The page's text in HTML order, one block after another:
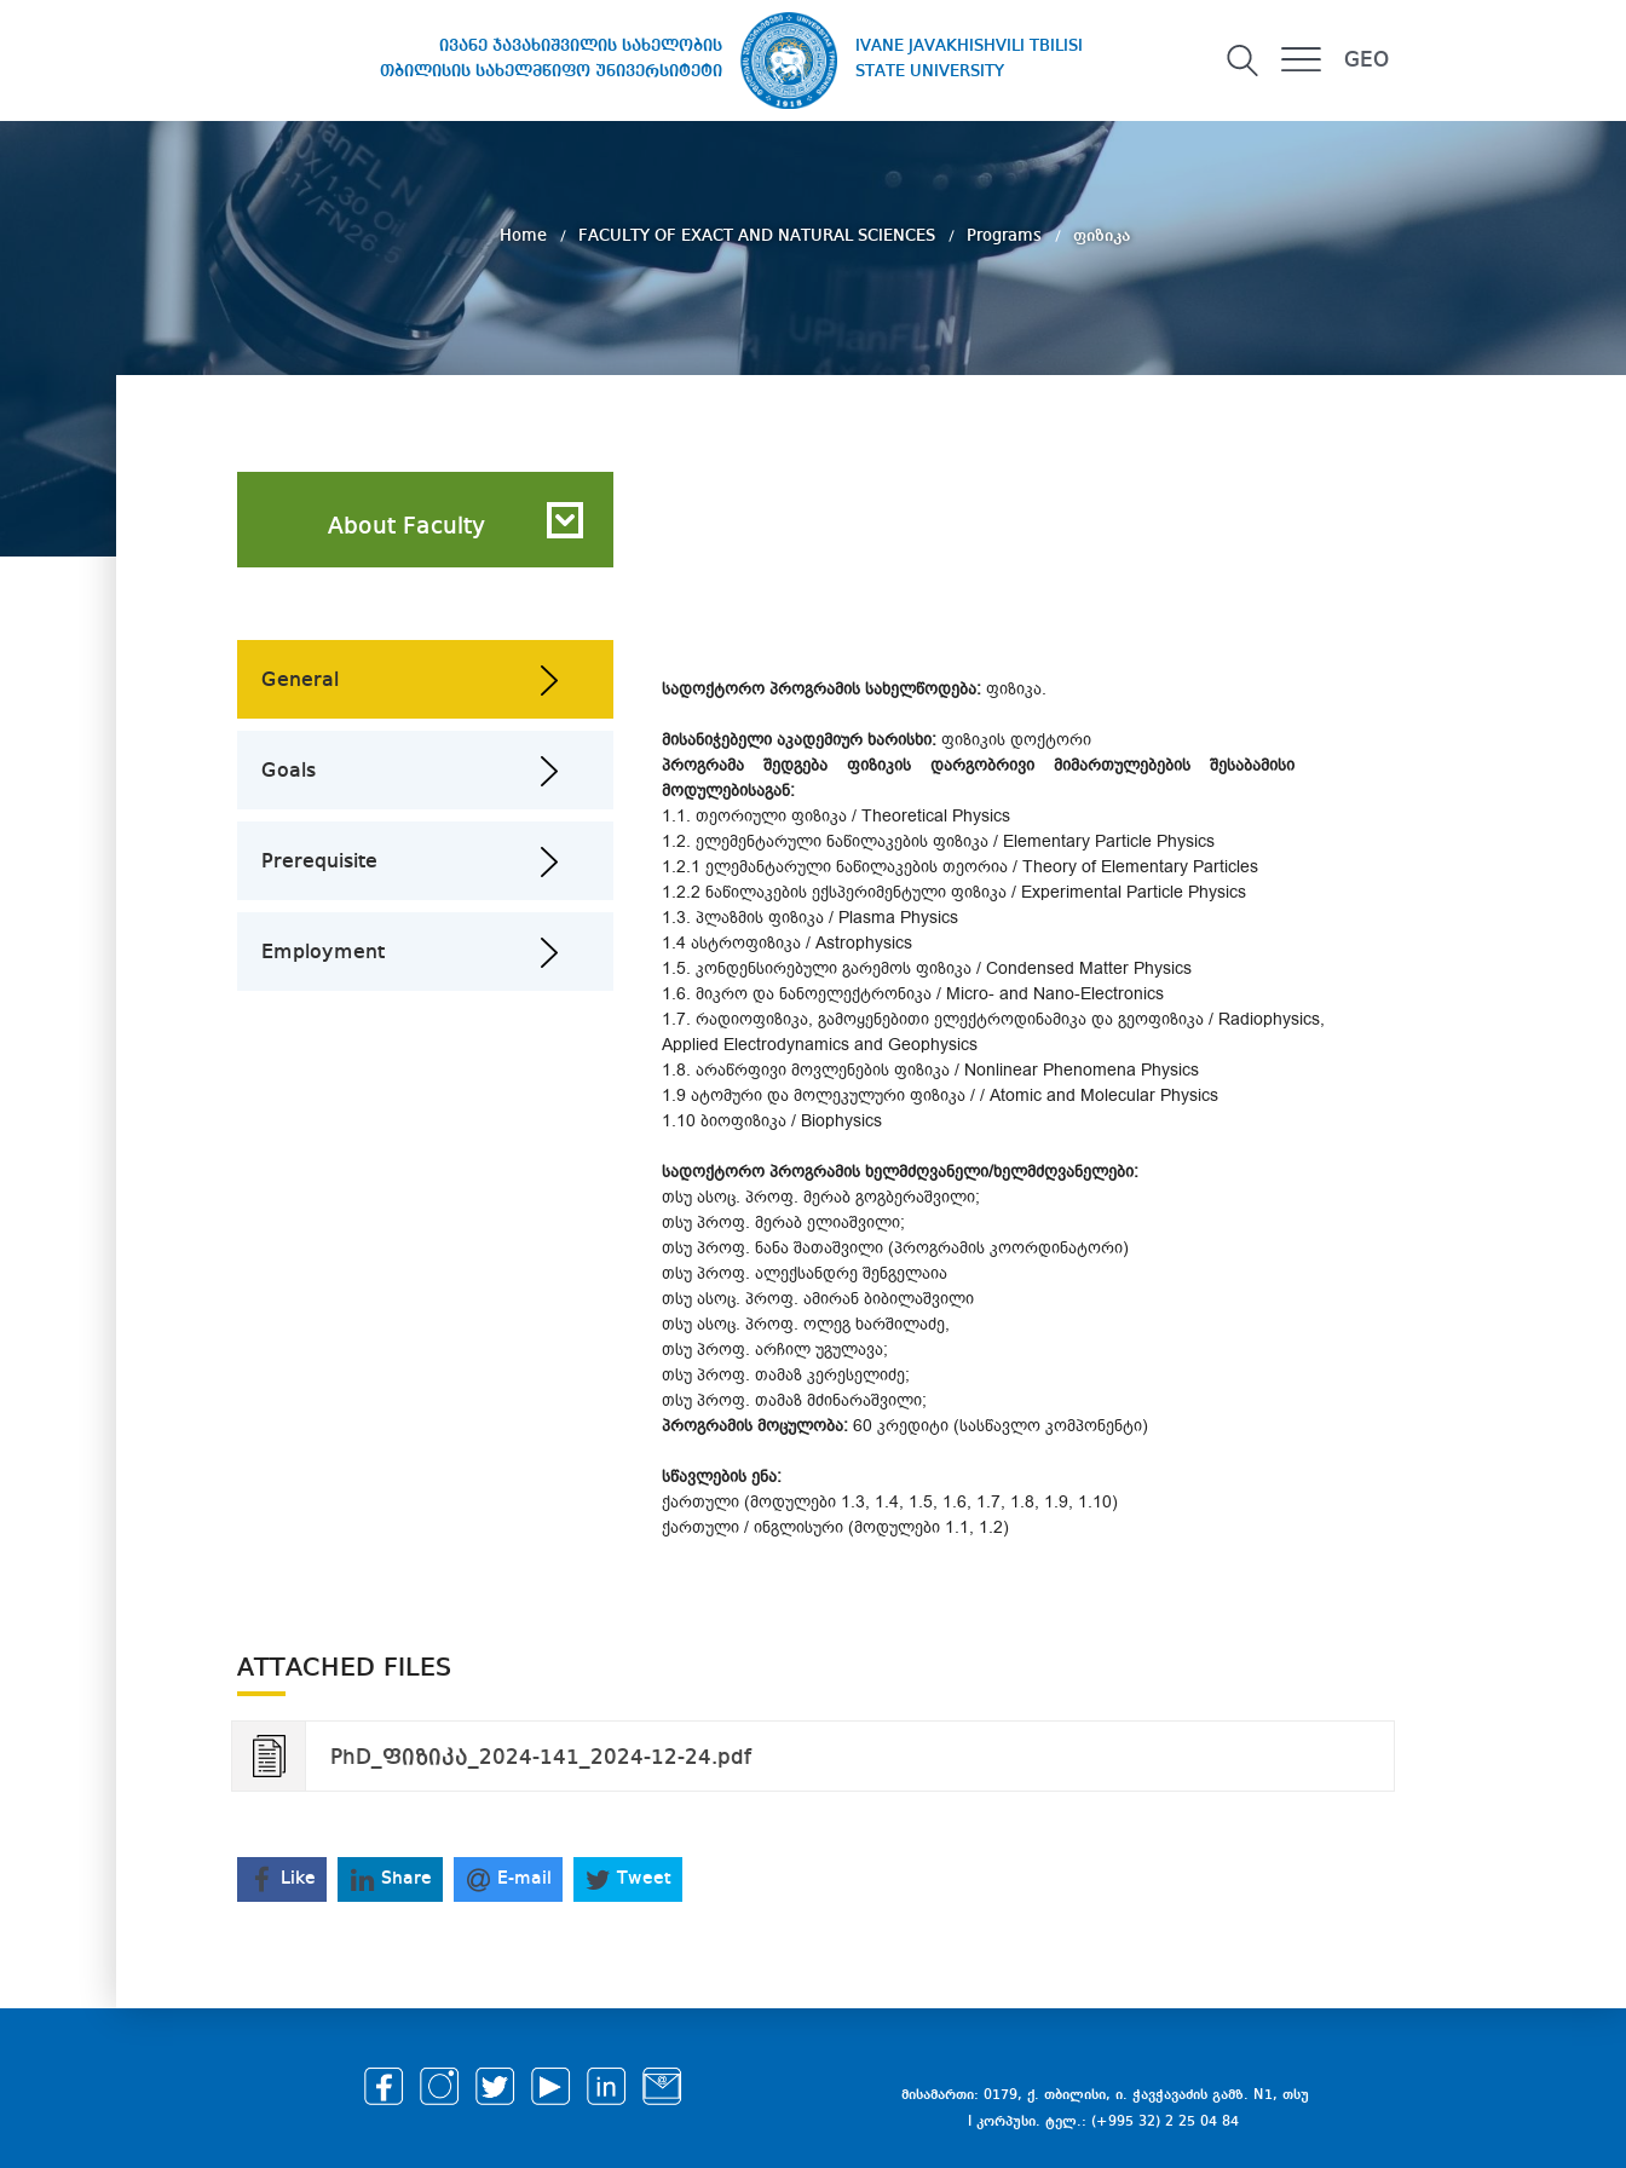
ივანე ჯავახიშვილის სახელობის
თბილისის სახელმწიფო უნივერსიტეტი
IVANE JAVAKHISHVILI TBILISI
STATE UNIVERSITY
GEO
STATE UNIVERSITY
Home FACULTY OF EXACT AND NATURAL SCIENCES Programs ფიზიკა
About Faculty
General
Goals
Prerequisite
Employment
სადოქტორო პროგრამის სახელწოდება:ფიზიკა.
მისანიჭებელი აკადემიურ ხარისხი:ფიზიკის დოქტორი
პროგრამა შედგება ფიზიკის დარგობრივი მიმართულებების შესაბამისი
მოდულებისაგან:
1.1. თეორიული ფიზიკა / Theoretical Physics
1.2. ელემენტარული ნაწილაკების ფიზიკა / Elementary Particle Physics
1.2.1 ელემანტარული ნაწილაკების თეორია / Theory of Elementary Particles
1.2.2 ნაწილაკების ექსპერიმენტული ფიზიკა / Experimental Particle Physics
1.3. პლაზმის ფიზიკა / Plasma Physics
1.4 ასტროფიზიკა / Astrophysics
1.5. კონდენსირებული გარემოს ფიზიკა / Condensed Matter Physics
1.6. მიკრო და ნანოელექტრონიკა / Micro- and Nano-Electronics
1.7. რადიოფიზიკა, გამოყენებითი ელექტროდინამიკა და გეოფიზიკა / Radiophysics,
Applied Electrodynamics and Geophysics
1.8. არაწრფივი მოვლენების ფიზიკა / Nonlinear Phenomena Physics
1.9 ატომური და მოლეკულური ფიზიკა / / Atomic and Molecular Physics
1.10 ბიოფიზიკა / Biophysics
სადოქტორო პროგრამის ხელმძღვანელი/ხელმძღვანელები:
თსუ ასოც. პროფ. მერაბ გოგბერაშვილი;
თსუ პროფ. მერაბ ელიაშვილი;
თსუ პროფ. ნანა შათაშვილი (პროგრამის კოორდინატორი)
თსუ პროფ. ალექსანდრე შენგელაია
თსუ ასოც. პროფ. ამირან ბიბილაშვილი
თსუ ასოც. პროფ. ოლეგ ხარშილაძე,
თსუ პროფ. არჩილ უგულავა;
თსუ პროფ. თამაზ კერესელიძე;
თსუ პროფ. თამაზ მძინარაშვილი;
პროგრამის მოცულობა: 60 კრედიტი (სასწავლო კომპონენტი)
სწავლების ენა:
ქართული (მოდულები 1.3, 1.4, 1.5, 1.6, 1.7, 1.8, 1.9, 1.10)
ქართული / ინგლისური (მოდულები 1.1, 1.2)
ATTACHED FILES
PhD_ფიზიკა_2024-141_2024-12-24.pdf
Like Share E-mail Tweet
მისამართი: 0179, ქ. თბილისი, ი. ჭავჭავაძის გამზ. N1, თსუ
I კორპუსი. ტელ.: (+995 32) 2 25 04 84